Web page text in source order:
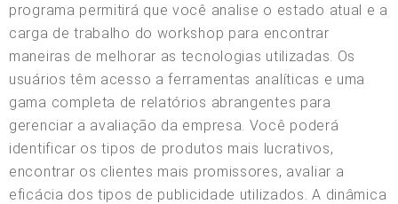
programa permitirá que você analise o estado atual e a
carga de trabalho do workshop para encontrar
maneiras de melhorar as tecnologias utilizadas. Os
usuários têm acesso a ferramentas analíticas e uma
gama completa de relatórios abrangentes para
gerenciar a avaliação da empresa. Você poderá
identificar os tipos de produtos mais lucrativos,
encontrar os clientes mais promissores, avaliar a
eficácia dos tipos de publicidade utilizados. A dinâmica